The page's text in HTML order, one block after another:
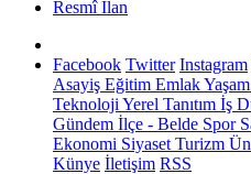
Resmî İlan
Facebook Twitter Instagram
Asayiş Eğitim EmlakYaşam
Teknoloji Yerel Tanıtım İş
Gündem İlçe - Belde Spor
Ekonomi Siyaset Turizm
Künye İletişim RSS